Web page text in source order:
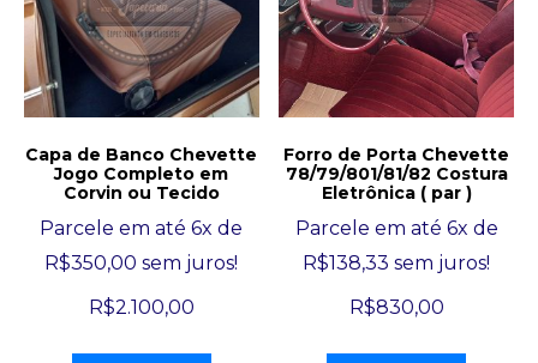
Capa de Banco Chevette
Jogo Completo em
Corvin ou Tecido
Parcele em até 6x de
R$350,00 sem juros!
R$2.100,00
Forro de Porta Chevette
78/79/801/81/82 Costura
Eletrônica ( par )
Parcele em até 6x de
R$138,33 sem juros!
R$830,00